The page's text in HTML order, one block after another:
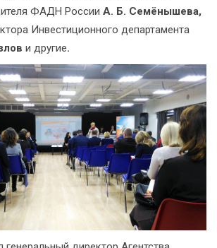
ФАДН России А. Б. Семёнышева,
Инвестиционного департамента
и другие.